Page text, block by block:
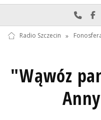
Radio Szczecin »
"Wąwóz